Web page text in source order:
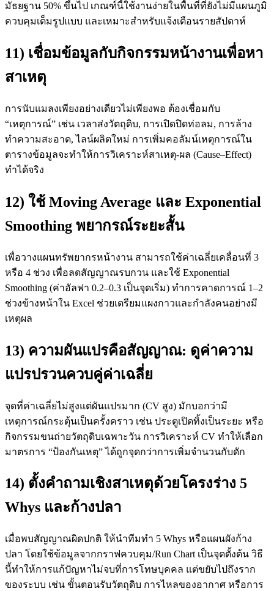
มัธยฐาน 50% ขึ้นไป เกณฑ์นี้ใช้งานง่ายในพื้นที่ที่ยังไม่มีแผนภูมิ
ควบคุมเต็มรูปแบบ และเหมาะสำหรับแจ้งเตือนรายสัปดาห์
11) เชื่อมข้อมูลกับกิจกรรมหน้างานเพื่อหา
สาเหตุ
การนับแมลงเพียงอย่างเดียวไม่เพียงพอ ต้องเชื่อมกับ
“เหตุการณ์” เช่น เวลาส่งวัตถุดิบ, การเปิดปิดท่อลม, การล้าง
ทำความสะอาด, ไลน์ผลิตใหม่ การเพิ่มคอลัมน์เหตุการณ์ใน
ตารางข้อมูลจะทำให้การวิเคราะห์สาเหตุ-ผล (Cause–Effect)
ทำได้จริง
12) ใช้ Moving Average และ Exponential
Smoothing พยากรณ์ระยะสั้น
เพื่อวางแผนทรัพยากรหน้างาน สามารถใช้ค่าเฉลี่ยเคลื่อนที่ 3
หรือ 4 ช่วง เพื่อลดสัญญาณรบกวน และใช้ Exponential
Smoothing (ค่าอัลฟา 0.2–0.3 เป็นจุดเริ่ม) ทำการคาดการณ์ 1–2
ช่วงข้างหน้าใน Excel ช่วยเตรียมแผงกาวและกำลังคนอย่างมี
เหตุผล
13) ความผันแปรคือสัญญาณ: ดูค่าความ
แปรปรวนควบคู่ค่าเฉลี่ย
จุดที่ค่าเฉลี่ยไม่สูงแต่ผันแปรมาก (CV สูง) มักบอกว่ามี
เหตุการณ์กระตุ้นเป็นครั้งคราว เช่น ประตูเปิดทิ้งเป็นระยะ หรือ
กิจกรรมขนถ่ายวัตถุดิบเฉพาะวัน การวิเคราะห์ CV ทำให้เลือก
มาตรการ “ป้องกันเหตุ” ได้ถูกจุดกว่าการเพิ่มจำนวนกับดัก
14) ตั้งคำถามเชิงสาเหตุด้วยโครงร่าง 5
Whys และก้างปลา
เมื่อพบสัญญาณผิดปกติ ให้นำทีมทำ 5 Whys หรือแผนผังก้าง
ปลา โดยใช้ข้อมูลจากกราฟควบคุม/Run Chart เป็นจุดตั้งต้น วิธี
นี้ทำให้การแก้ปัญหาไม่จบที่การโทษบุคคล แต่ขยับไปถึงราก
ของระบบ เช่น ขั้นตอนรับวัตถุดิบ การไหลของอากาศ หรือการ